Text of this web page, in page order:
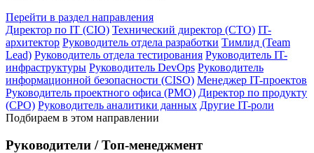
Перейти в раздел направления
Директор по IT (CIO) Технический директор (CTO) IT-
архитектор Руководитель отдела разработки Тимлид (Team
Lead) Руководитель отдела тестирования Руководитель IT-
инфраструктуры Руководитель DevOps Руководитель
информационной безопасности (CISO) Менеджер IT-проектов
Руководитель проектного офиса (PMO) Директор по продукту
(CPO) Руководитель аналитики данных Другие IT-роли
Подбираем в этом направлении
Руководители / Топ-менеджмент